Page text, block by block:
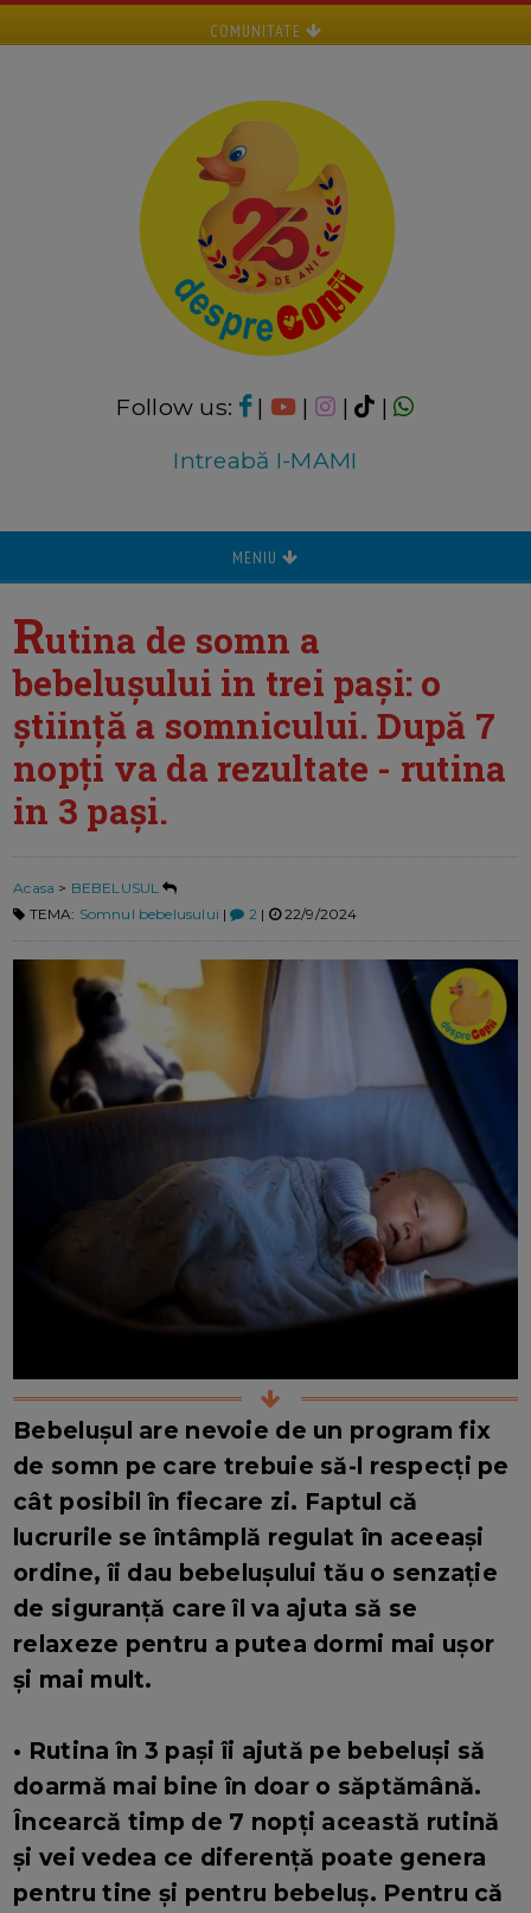
COMUNITATE
Follow us: | | |
|
Intreabă I-MAMI
MENIU
Rutina de somn a
bebelușului in trei pași: o
știință a somnicului. După 7
nopți va da rezultate - rutina
in 3 pași.
Acasa > BEBELUSUL
TEMA: Somnul bebelusului | 2 | 22/9/2024
Bebelușul are nevoie de un program fix
de somn pe care trebuie să-l respecți pe
cât posibil în fiecare zi. Faptul că
lucrurile se întâmplă regulat în aceeași
ordine, îi dau bebelușului tău o senzație
de siguranță care îl va ajuta să se
relaxeze pentru a putea dormi mai ușor
și mai mult.
• Rutina în 3 pași îi ajută pe bebeluși să
doarmă mai bine în doar o săptămână.
Încearcă timp de 7 nopți această rutină
și vei vedea ce diferență poate genera
pentru tine și pentru bebeluș. Pentru că